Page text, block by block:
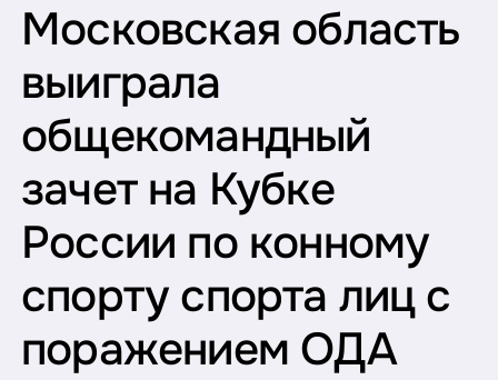
Московская область
выиграла
общекомандный
зачет на Кубке
России по конному
спорту спорта лиц с
поражением ОДА